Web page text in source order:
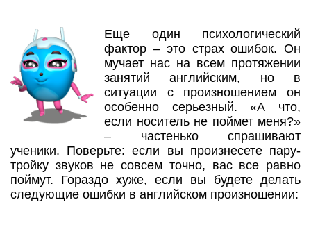
Еще один психологический
фактор – это страх ошибок. Он
мучает нас на всем протяжении
занятий английским, но в
ситуации с произношением он
особенно серьезный. «А что,
если носитель не поймет меня?»
– частенько спрашивают
ученики. Поверьте: если вы произнесете пару-
тройку звуков не совсем точно, вас все равно
поймут. Гораздо хуже, если вы будете делать
следующие ошибки в английском произношении: